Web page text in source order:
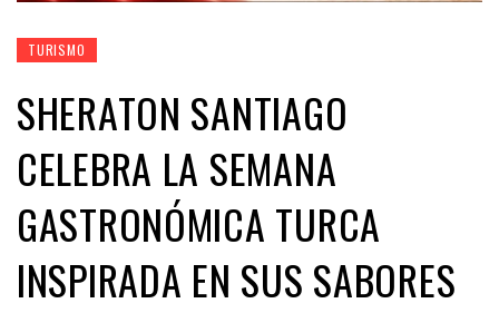
TURISMO
SHERATON SANTIAGO
CELEBRA LA SEMANA
GASTRONÓMICA TURCA
INSPIRADA EN SUS SABORES